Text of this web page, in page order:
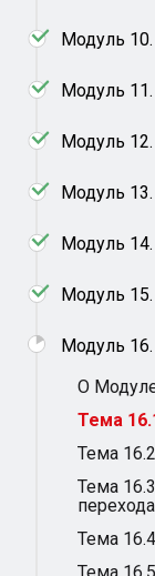
Модуль
Модуль
Модуль
Модуль
Модуль
Модуль
Модуль
О
Тема
Тема
Тема
Тема